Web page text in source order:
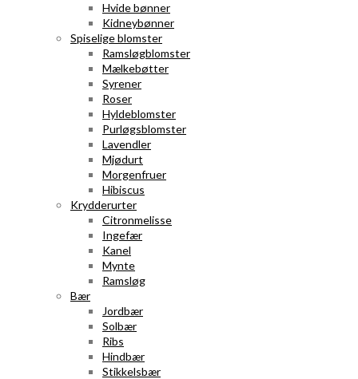
Hvide bønner
Kidneybønner
Spiselige blomster
Ramsløgblomster
Mælkebøtter
Syrener
Roser
Hyldeblomster
Purløgsblomster
Lavendler
Mjødurt
Morgenfruer
Hibiscus
Krydderurter
Citronmelisse
Ingefær
Kanel
Mynte
Ramsløg
Bær
Jordbær
Solbær
Ribs
Hindbær
Stikkelsbær